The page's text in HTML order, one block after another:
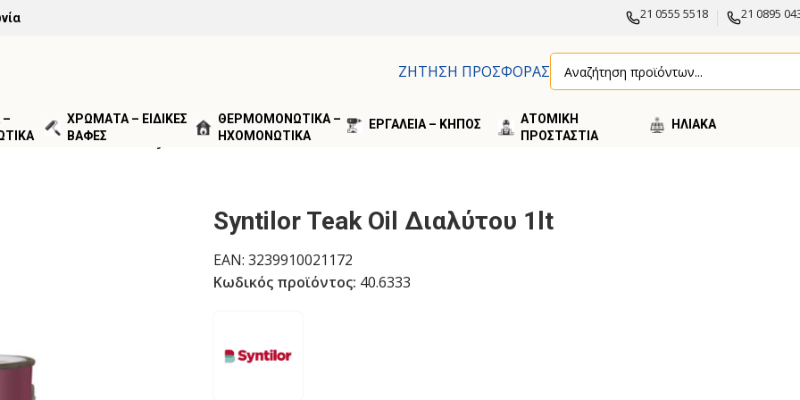
21 0555 5518 21 0895
ΖΗΤΗΣΗ ΠΡΟΣΦΟΡΑΣ
–
ΧΡΩΜΑΤΑ – ΕΙΔΙΚΕΣ
ΒΑΦΕΣ
ΘΕΡΜΟΜΟΝΩΤΙΚΑ –
ΗΧΟΜΟΝΩΤΙΚΑ
ΕΡΓΑΛΕΙΑ – ΚΗΠΟΣ
ΑΤΟΜΙΚΗ
ΠΡΟΣΤΑΣΤΙΑ
ΗΛΙΑΚA
ΕΦΑΡΜΟΓΩΝ Syntilor Teak Oil Διαλύτου 1lt
Syntilor Teak Oil Διαλύτου 1lt
EAN: 3239910021172
Κωδικός προϊόντος: 40.6333